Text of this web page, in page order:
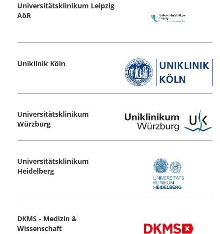
Universitätsklinikum Leipzig
AöR
Uniklinik Köln
Universitätsklinikum
Würzburg
Universitätsklinikum
Heidelberg
DKMS - Medizin &
Wissenschaft